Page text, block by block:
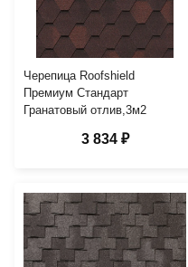
Черепица Roofshield
Премиум Стандарт
Гранатовый отлив,3м2
3 834 ₽